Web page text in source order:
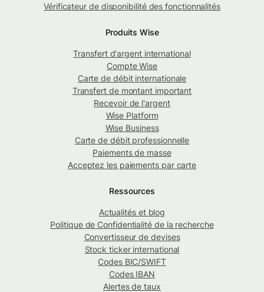
Vérificateur de disponibilité des fonctionnalités
Produits Wise
Transfert d'argent international
Compte Wise
Carte de débit internationale
Transfert de montant important
Recevoir de l'argent
Wise Platform
Wise Business
Carte de débit professionnelle
Paiements de masse
Acceptez les paiements par carte
Ressources
Actualités et blog
Politique de Confidentialité de la recherche
Convertisseur de devises
Stock ticker international
Codes BIC/SWIFT
Codes IBAN
Alertes de taux